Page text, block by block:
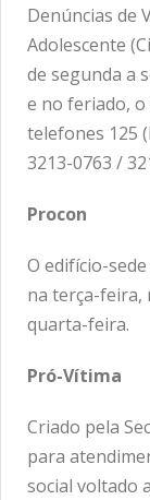
Denúncias de
Adolescente
de segunda a
e no feriado,
telefones 125
3213-0763 /
Procon
O edifício-
na terça-feira,
quarta-feira.
Pró-Vítima
Criado pela
para
social voltado